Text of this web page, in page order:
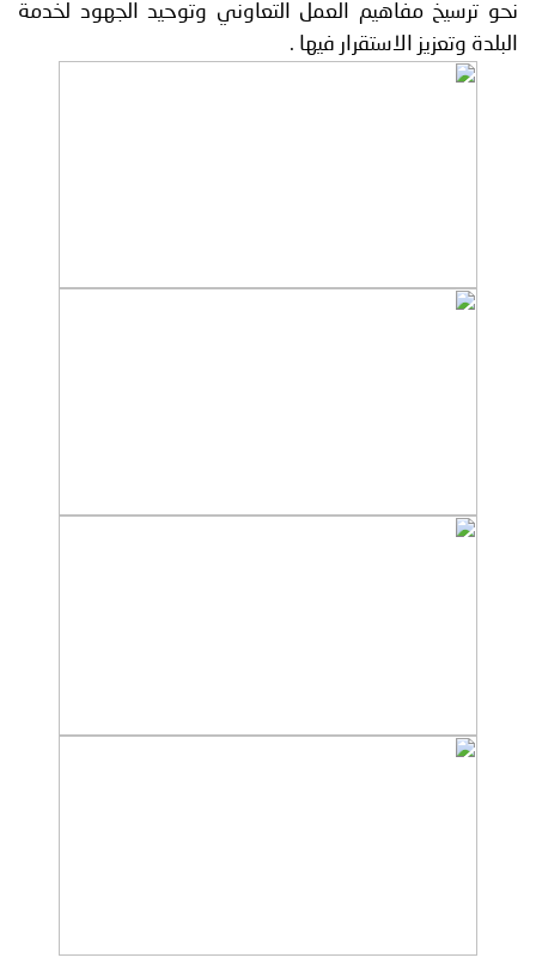
نحو ترسيخ مفاهيم العمل التعاوني وتوحيد الجهود لخدمة
البلدة وتعزيز الاستقرار فيها .